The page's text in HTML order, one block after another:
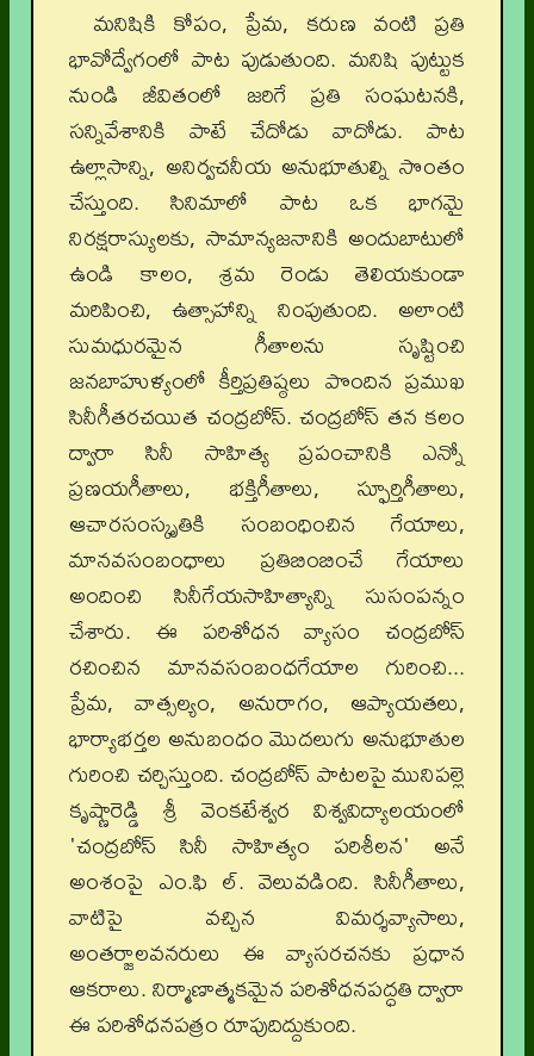
మనిషికి కోపం, ప్రేమ, కరుణ వంటి ప్రతి
భావోద్వేగంలో పాట పుడుతుంది. మనిషి పుట్టుక
నుండి జీవితంలో జరిగే ప్రతి సంఘటనకి,
సన్నివేశానికి పాటే చేదోడు వాదోడు. పాట
ఉల్లాసాన్ని, అనిర్వచనీయ అనుభూతుల్ని సొంతం
చేస్తుంది. సినిమాలో పాట ఒక భాగమై
నిరక్షరాస్యులకు, సామాన్యజనానికి అందుబాటులో
ఉండి కాలం, శ్రమ రెండు తెలియకుండా
మరిపించి, ఉత్సాహాన్ని నింపుతుంది. అలాంటి
సుమధురమైన గీతాలను సృష్టించి
జనబాహుళ్యంలో కీర్తిప్రతిష్ఠలు పొందిన ప్రముఖ
సినీగీతరచయిత చంద్రబోస్. చంద్రబోస్ తన కలం
ద్వారా సినీ సాహిత్య ప్రపంచానికి ఎన్నో
ప్రణయగీతాలు, భక్తిగీతాలు, స్ఫూర్తిగీతాలు,
ఆచారసంస్కృతికి సంబంధించిన గేయాలు,
మానవసంబంధాలు ప్రతిబింబించే గేయాలు
అందించి సినీగేయసాహిత్యాన్ని సుసంపన్నం
చేశారు. ఈ పరిశోధన వ్యాసం చంద్రబోస్
రచించిన మానవసంబంధగేయాల గురించి...
ప్రేమ, వాత్సల్యం, అనురాగం, ఆప్యాయతలు,
భార్యాభర్తల అనుబంధం మొదలుగు అనుభూతుల
గురించి చర్చిస్తుంది. చంద్రబోస్ పాటలపై మునిపల్లె
కృష్ణారెడ్డి శ్రీ వెంకటేశ్వర విశ్వవిద్యాలయంలో
'చంద్రబోస్ సినీ సాహిత్యం పరిశీలన' అనే
అంశంపై ఎం.ఫి ల్. వెలువడింది. సినీగీతాలు,
వాటిపై వచ్చిన విమర్శవ్యాసాలు,
అంతర్జాలవనరులు ఈ వ్యాసరచనకు ప్రధాన
ఆకరాలు. నిర్మాణాత్మకమైన పరిశోధనపద్ధతి ద్వారా
ఈ పరిశోధనపత్రం రూపుదిద్దుకుంది.